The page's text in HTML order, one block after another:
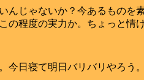
んじゃないか？今あるもの
の程度の実力か。ちょっと情け
日寝て明日バリバリやろう